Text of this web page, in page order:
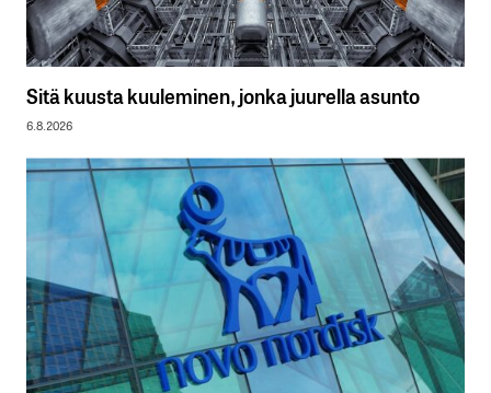
Sitä kuusta kuuleminen, jonka juurella asunto
6.8.2026